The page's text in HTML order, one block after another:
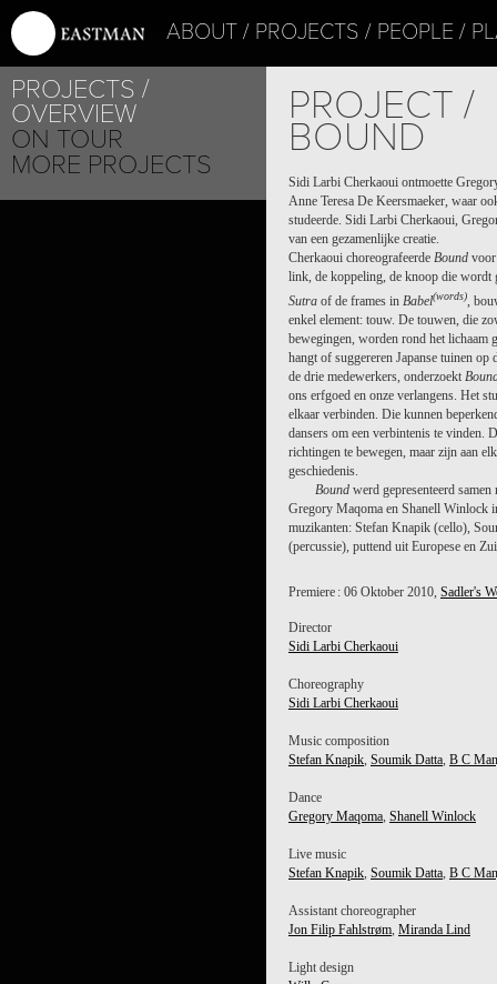
ABOUT PROJECTS PEOPLE
PROJECTS
OVERVIEW
ON TOUR
MORE PROJECTS
PROJECT /
BOUND
Sidi Larbi Cherkaoui ontmoette
Anne Teresa De Keersmaeker, waar
studeerde. Sidi Larbi Cherkaoui,
van een gezamenlijke creatie.
Cherkaoui choreografeerde Bound
link, de koppeling, de knoop die wordt
Sutra of de frames in Babel(words),
enkel element: touw. De touwen, die
bewegingen, worden rond het lichaam
hangt of suggereren Japanse tuinen
de drie medewerkers, onderzoekt
ons erfgoed en onze verlangens. Het
elkaar verbinden. Die kunnen
dansers om een verbintenis te vinden.
richtingen te bewegen, maar zijn aan
geschiedenis.
Bound werd gepresenteerd
Gregory Maqoma en Shanell Winlock
muzikanten: Stefan Knapik (cello),
(percussie), puttend uit Europese en
Premiere : 06 Oktober 2010, Sadler's
Director
Sidi Larbi Cherkaoui
Choreography
Sidi Larbi Cherkaoui
Music composition
Stefan Knapik, Soumik Datta, B C
Dance
Gregory Maqoma, Shanell Winlock
Live music
Stefan Knapik, Soumik Datta, B C
Assistant choreographer
Jon Filip Fahlstrøm, Miranda Lind
Light design